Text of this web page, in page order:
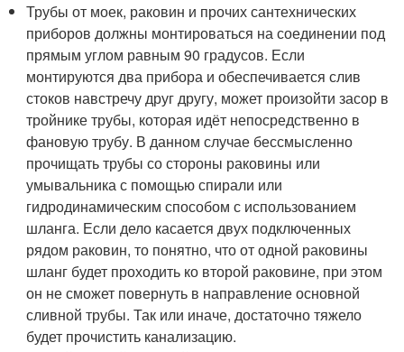
Трубы от моек, раковин и прочих сантехнических
приборов должны монтироваться на соединении под
прямым углом равным 90 градусов. Если
монтируются два прибора и обеспечивается слив
стоков навстречу друг другу, может произойти засор в
тройнике трубы, которая идёт непосредственно в
фановую трубу. В данном случае бессмысленно
прочищать трубы со стороны раковины или
умывальника с помощью спирали или
гидродинамическим способом с использованием
шланга. Если дело касается двух подключенных
рядом раковин, то понятно, что от одной раковины
шланг будет проходить ко второй раковине, при этом
он не сможет повернуть в направление основной
сливной трубы. Так или иначе, достаточно тяжело
будет прочистить канализацию.